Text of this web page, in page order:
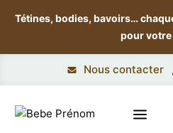
Tétines, bodies, bavoirs…
pour votre
Nous contacter